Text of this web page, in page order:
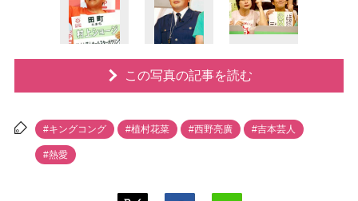
この写真の記事を読む
#キングコング #植村花菜 #西野亮廣 #吉本芸人
#熱愛